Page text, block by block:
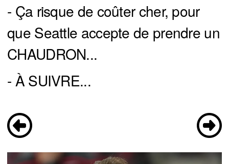
- Ça risque de coûter cher, pour
que Seattle accepte de prendre un
CHAUDRON...
- À SUIVRE...